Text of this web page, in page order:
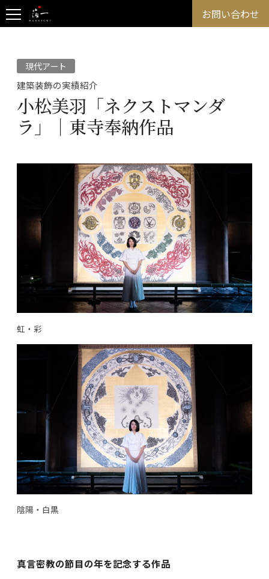
お問い合わせ
現代アート
建築装飾の実績紹介
小松美羽「ネクストマンダ
ラ」｜東寺奉納作品
虹・彩
陰陽・白黒
真言密教の節目の年を記念する作品